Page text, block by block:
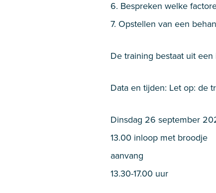
6. Bespreken welke
7. Opstellen van een
De training bestaat uit
Data en tijden: Let op: de
Dinsdag 26 september
13.00 inloop met broodje
aanvang
13.30-17.00 uur